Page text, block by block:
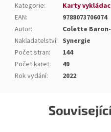
Kategorie:
Karty
EAN:
9788073706074
Autor:
Colette
Nakladatelství: Synergie
Počet stran:
144
Počet karet:
49
Rok vydání: 2022